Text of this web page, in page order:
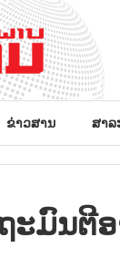
ຂ່າວສານ ສາລ
ະມົນຕີ